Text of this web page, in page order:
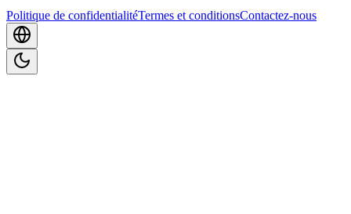
Politique de confidentialitéTermes et conditionsContactez-nous